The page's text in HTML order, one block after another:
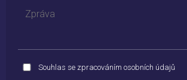
Souhlas se zpracováním osobních údajů